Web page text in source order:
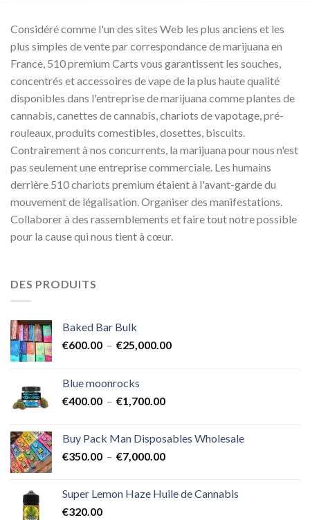
Considéré comme l'un des sites Web les plus anciens et les
plus simples de vente par correspondance de marijuana en
France, 510 premium Carts vous garantissent les souches,
concentrés et accessoires de vape de la plus haute qualité
disponibles dans l'entreprise de marijuana comme plantes de
cannabis, canettes de cannabis, chariots de vapotage, pré-
rouleaux, produits comestibles, dosettes, biscuits.
Contrairement à nos concurrents, la marijuana pour nous n'est
pas seulement une entreprise commerciale. Les humains
derrière 510 chariots premium étaient à l'avant-garde du
mouvement de légalisation. Organiser des manifestations.
Collaborer à des rassemblements et faire tout notre possible
pour la cause qui nous tient à cœur.
DES PRODUITS
Baked Bar Bulk
€600.00 – €25,000.00Plage
Blue moonrocks
€400.00 – €1,700.00Plage
€400.00
à
Buy Pack Man Disposables Wholesale
€350.00 – €7,000.00Plage
€350.00
Super Lemon Haze Huile de Cannabis
€320.00